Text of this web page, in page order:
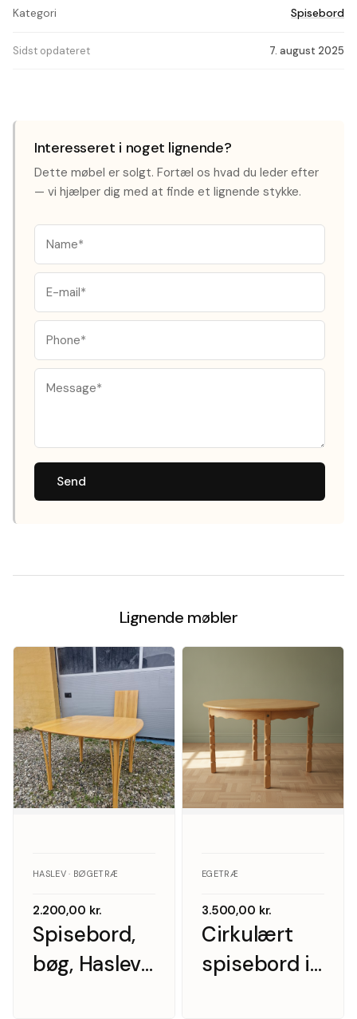
Kategori Spisebord
Sidst opdateret 7. august 2025
Interesseret i noget lignende?
Dette møbel er solgt. Fortæl os hvad du leder efter
— vi hjælper dig med at finde et lignende stykke.
Send
Lignende møbler
Spisebord,
bøg, Haslev,
HASLEV · BØGETRÆ
2.200,00 kr.
Cirkulært
spisebord i
EGETRÆ
3.500,00 kr.